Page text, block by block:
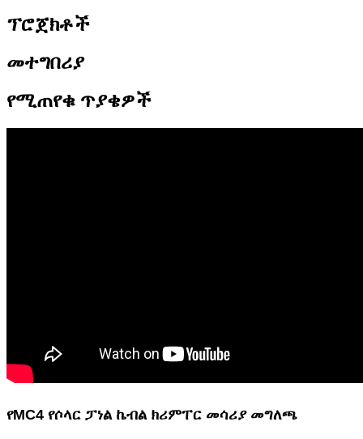
ፕሮጀክቶች
መተግበሪያ
የሚጠየቁ ጥያቄዎች
የMC4 የሶላር ፓነል ኬብል ክሪምፐር መሳሪያ መግለጫ